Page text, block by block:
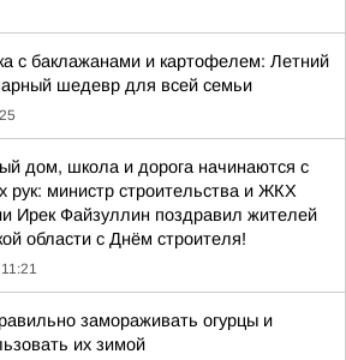
с баклажанами и картофелем: Летний
шедевр для всей семьи
дом, школа и дорога начинаются с
рук: министр строительства и ЖКХ
Ирек Файзуллин поздравил жителей
области с Днём строителя!
11:21
замораживать огурцы и
их зимой